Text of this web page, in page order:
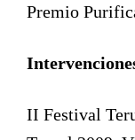
Premio
II Festival